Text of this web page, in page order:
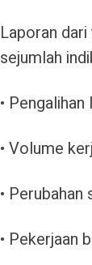
Laporan
sejumlah
•
• Volume
• Perubahan
• Pekerjaan